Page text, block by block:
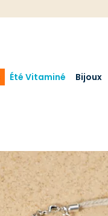
Été Vitaminé Bijoux